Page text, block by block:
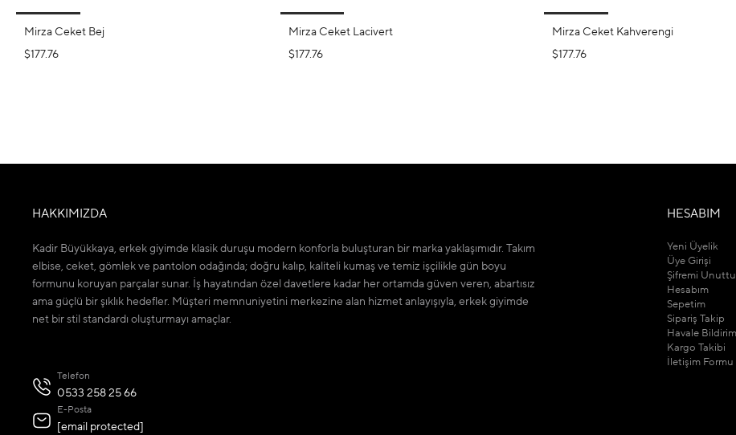
Mirza Ceket Bej
$177.76
Mirza Ceket Lacivert
$177.76
Mirza Ceket Kahverengi
$177.76
HAKKIMIZDA
Kadir Büyükkaya, erkek giyimde klasik duruşu modern konforla buluşturan bir marka yaklaşımıdır. Takım
elbise, ceket, gömlek ve pantolon odağında; doğru kalıp, kaliteli kumaş ve temiz işçilikle gün boyu
formunu koruyan parçalar sunar. İş hayatından özel davetlere kadar her ortamda güven veren, abartısız
ama güçlü bir şıklık hedefler. Müşteri memnuniyetini merkezine alan hizmet anlayışıyla, erkek giyimde
net bir stil standardı oluşturmayı amaçlar.
Telefon
0533 258 25 66
E-Posta
[email protected]
HESABIM
Yeni Üyelik
Üye Girişi
Şifremi
Hesabım
Sepetim
Sipariş Takip
Havale
Kargo Takibi
İletişim Formu